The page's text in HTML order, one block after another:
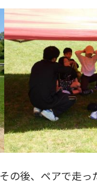
の後、ペアで走っ